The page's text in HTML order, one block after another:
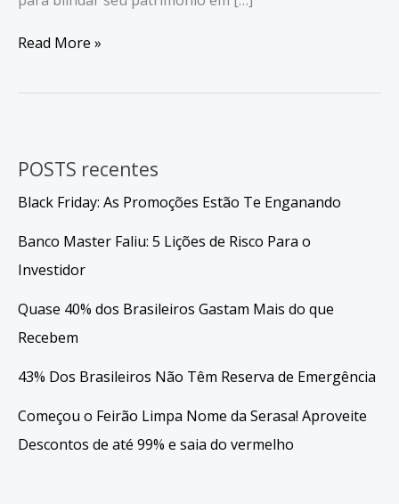
7
em
Econômica
Read More »
POSTS recentes
Black Friday: As Promoções Estão Te Enganando
Banco Master Faliu: 5 Lições de Risco Para o
Investidor
Quase 40% dos Brasileiros Gastam Mais do que
Recebem
43% Dos Brasileiros Não Têm Reserva de Emergência
Começou o Feirão Limpa Nome da Serasa! Aproveite
Descontos de até 99% e saia do vermelho